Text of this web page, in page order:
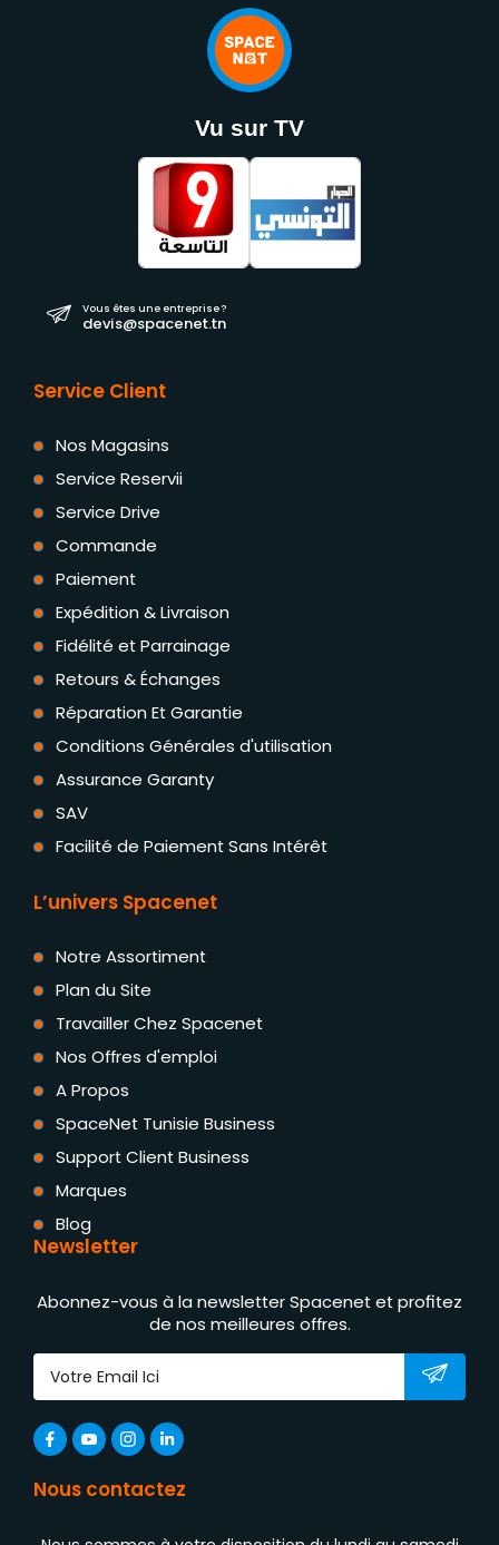
Vu sur TV
Vous êtes une entreprise ?
devis@spacenet.tn
Service Client
Nos Magasins
Service Reservii
Service Drive
Commande
Paiement
Expédition & Livraison
Fidélité et Parrainage
Retours & Échanges
Réparation Et Garantie
Conditions Générales d'utilisation
Assurance Garanty
SAV
Facilité de Paiement Sans Intérêt
L’univers Spacenet
Notre Assortiment
Plan du Site
Travailler Chez Spacenet
Nos Offres d'emploi
A Propos
SpaceNet Tunisie Business
Support Client Business
Marques
Blog
Newsletter
Abonnez-vous à la newsletter Spacenet et profitez
de nos meilleures offres.
Nous contactez